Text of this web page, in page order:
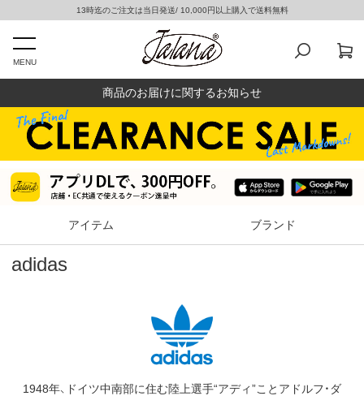
13時迄のご注文は当日発送/ 10,000円以上購入で送料無料
MENU
商品のお届けに関するお知らせ
アイテム ブランド
adidas
1948年、ドイツ中南部に住む陸上選手“アディ”ことアドルフ・ダ